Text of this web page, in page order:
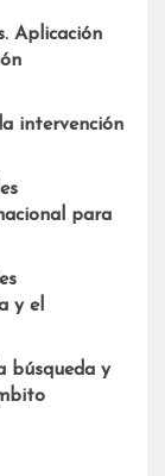
Aplicación
intervención
para
y el
búsqueda y